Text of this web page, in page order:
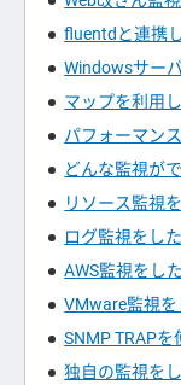
fluentdと連携
Windowsサー
マップを利用
パフォーマン
どんな監視が
リソース監視
ログ監視をし
AWS監視をし
VMware監視を
SNMP TRAP
独自の監視を